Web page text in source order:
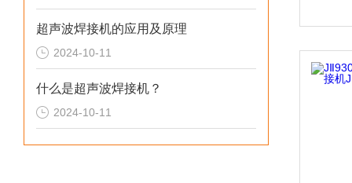
超声波焊接机的应用及原理
2024-10-11
什么是超声波焊接机？
2024-10-11